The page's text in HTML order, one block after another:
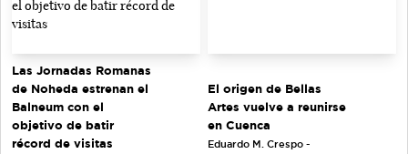
Las Jornadas Romanas
de Noheda estrenan el
Balneum con el
objetivo de batir
récord de visitas
El origen de Bellas
Artes vuelve a reunirse
en Cuenca
Eduardo M. Crespo -